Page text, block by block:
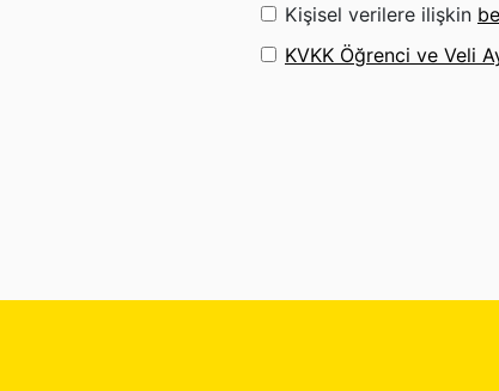
Kişisel verilere ilişkin
KVKK Öğrenci ve Veli